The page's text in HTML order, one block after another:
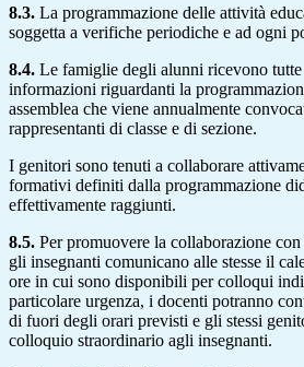
8.3. La programmazione delle attività
soggetta a verifiche periodiche e ad ogni
8.4. Le famiglie degli alunni ricevono tutte
informazioni riguardanti la
assemblea che viene annualmente
rappresentanti di classe e di sezione.
I genitori sono tenuti a collaborare
formativi definiti dalla programmazione
effettivamente raggiunti.
8.5. Per promuovere la collaborazione
gli insegnanti comunicano alle stesse il
ore in cui sono disponibili per colloqui
particolare urgenza, i docenti potranno
di fuori degli orari previsti e gli stessi
colloquio straordinario agli insegnanti.